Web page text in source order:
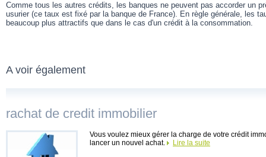
Comme tous les autres crédits, les banques ne peuvent pas accorder un
usurier (ce taux est fixé par la banque de France). En règle générale, les
beaucoup plus attractifs que dans le cas d'un crédit à la consommation.
A voir également
rachat de credit immobilier
Vous voulez mieux gérer la charge de votre crédit
lancer un nouvel achat.
Lire la suite